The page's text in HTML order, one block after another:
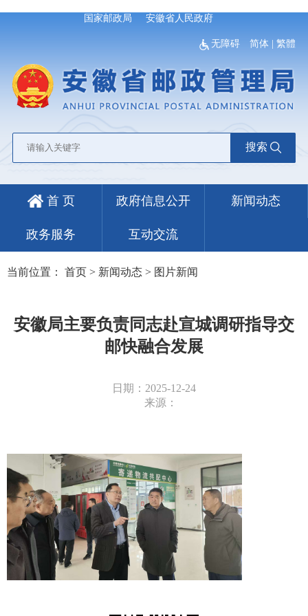
国家邮政局 安徽省人民政府
无障碍 简体 |繁體
搜索
首 页 政府信息公开 新闻动态
政务服务 互动交流
当前位置： 首页 > 新闻动态 > 图片新闻
安徽局主要负责同志赴宣城调研指导交
邮快融合发展
日期：2025-12-24
来源：